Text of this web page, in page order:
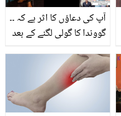
آپ کی دعاؤں کا اثر ہے کہ ۔۔
گووندا کا گولی لگنے کے بعد
میں کیا کہا؟